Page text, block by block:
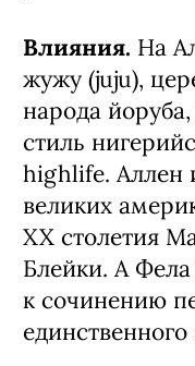
Влияния. На
жужу (juju),
народа
стиль
highlife. Аллен
великих
XX столетия
Блейки. А
к сочинению
единственного